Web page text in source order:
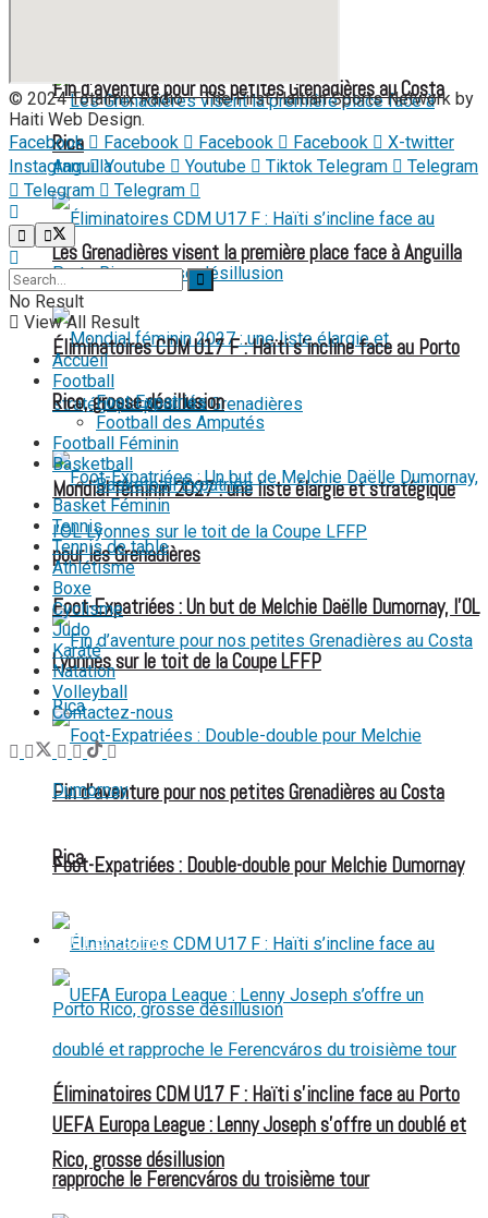
Les Grenadières visent la première place face à Anguilla
Mondial féminin 2027 : une liste élargie et stratégique
pour les Grenadières
Fin d’aventure pour nos petites Grenadières au Costa
Rica
Éliminatoires CDM U17 F : Haïti s’incline face au Porto
Rico, grosse désillusion
Fin d’aventure pour nos petites Grenadières au Costa
Rica
Éliminatoires CDM U17 F : Haïti s’incline face au Porto
Rico, grosse désillusion
Foot-Expatriées : Un but de Melchie Daëlle Dumornay, l’OL
Lyonnes sur le toit de la Coupe LFFP
Foot-Expatriées : Double-double pour Melchie Dumornay
FOOT EXPATRIÉS
UEFA Europa League : Lenny Joseph s’offre un doublé et
rapproche le Ferencváros du troisième tour
© 2024 Totalmix Radio – The First Haitian Sports Network by
Haiti Web Design.
Facebook
Facebook Facebook Facebook
X-twitter
Instagram
Youtube Youtube Tiktok Telegram
Telegram
Telegram
Telegram
No Result
View All Result
Accueil
Football
Foot Expatriés
Football des Amputés
Football Féminin
Basketball
Basketball Expatriés
Basket Féminin
Tennis
Tennis de table
Athlétisme
Boxe
Cyclisme
Judo
Karaté
Natation
Volleyball
Contactez-nous